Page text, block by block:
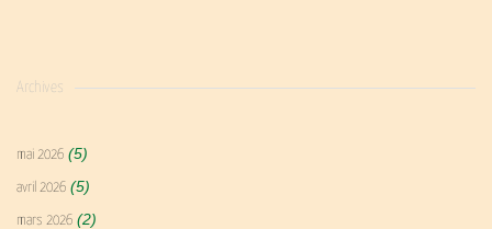
Archives
mai 2026 (5)
avril 2026 (5)
mars 2026 (2)